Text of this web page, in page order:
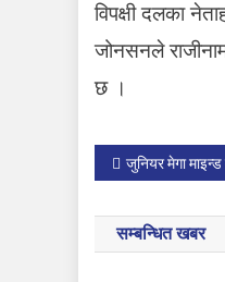
विपक्षी दलका
जोनसनले
छ ।
P
o
s
जुनियर मेगा
सम्बन्धित खबर